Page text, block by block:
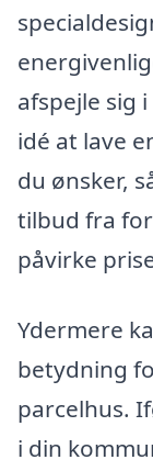
afspejle sig
idé at lave
du ønsker,
tilbud fra
påvirke
Ydermere
betydning
parcelhus.
i din